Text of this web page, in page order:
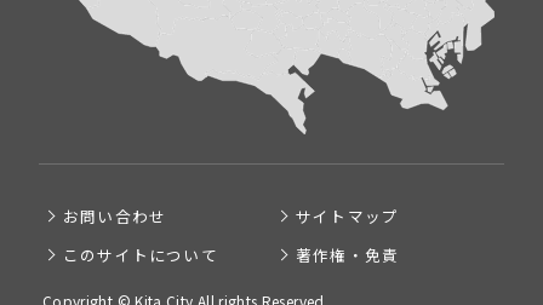
お問い合わせ
サイトマップ
このサイトについて
著作権・免責
Copyright © Kita City All rights Reserved.